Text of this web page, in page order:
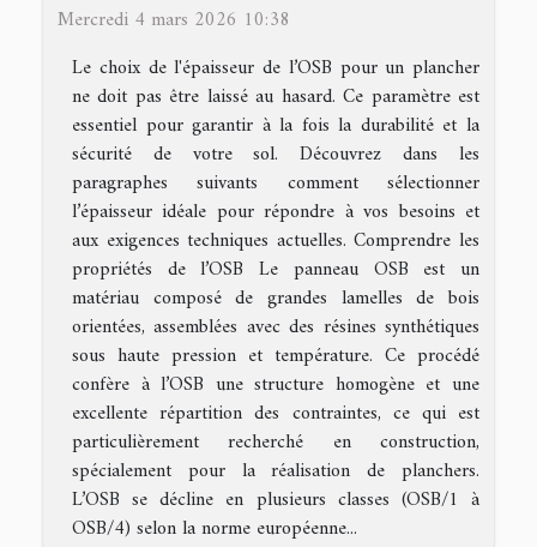
Mercredi 4 mars 2026 10:38
Le choix de l'épaisseur de l’OSB pour un plancher
ne doit pas être laissé au hasard. Ce paramètre est
essentiel pour garantir à la fois la durabilité et la
sécurité de votre sol. Découvrez dans les
paragraphes suivants comment sélectionner
l’épaisseur idéale pour répondre à vos besoins et
aux exigences techniques actuelles. Comprendre les
propriétés de l’OSB Le panneau OSB est un
matériau composé de grandes lamelles de bois
orientées, assemblées avec des résines synthétiques
sous haute pression et température. Ce procédé
confère à l’OSB une structure homogène et une
excellente répartition des contraintes, ce qui est
particulièrement recherché en construction,
spécialement pour la réalisation de planchers.
L’OSB se décline en plusieurs classes (OSB/1 à
OSB/4) selon la norme européenne...